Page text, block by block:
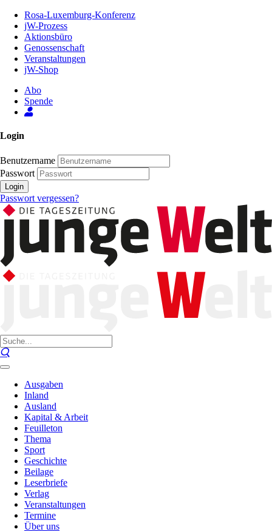
Inhalt
Seite
Rosa-Luxemburg-Konferenz
jW-Prozess
Aktionsbüro
Genossenschaft
Veranstaltungen
jW-Shop
Abo
Spende
Login
Benutzername
Passwort
Login
Passwort vergessen?
Ausgaben
Inland
Ausland
Kapital & Arbeit
Feuilleton
Thema
Sport
Geschichte
Beilage
Leserbriefe
Verlag
Veranstaltungen
Termine
Über uns